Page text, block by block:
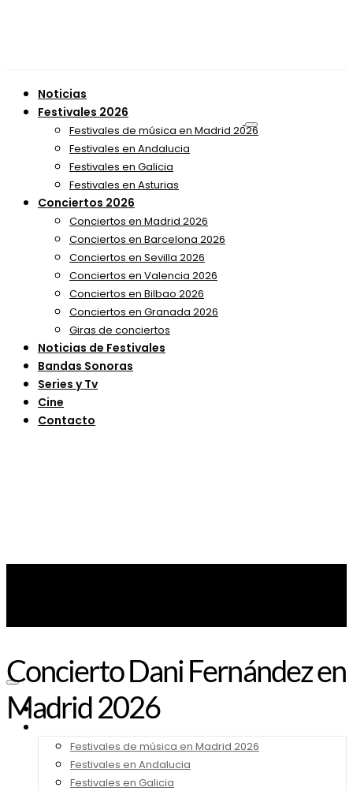
Noticias
Festivales 2026
Festivales de música en Madrid 2026
Festivales en Andalucia
Festivales en Galicia
Festivales en Asturias
Conciertos 2026
Conciertos en Madrid 2026
Conciertos en Barcelona 2026
Conciertos en Sevilla 2026
Conciertos en Valencia 2026
Conciertos en Bilbao 2026
Conciertos en Granada 2026
Giras de conciertos
Noticias de Festivales
Bandas Sonoras
Series y Tv
Cine
Contacto
Noticias
Festivales de música en Madrid 2026
Festivales en Andalucia
Festivales en Galicia
Concierto Dani Fernández en
Madrid 2026